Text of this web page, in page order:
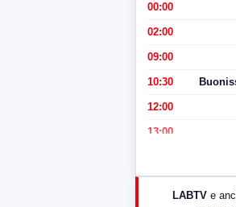
00:00
02:00
09:00
10:30
12:00
13:00
LABTV e